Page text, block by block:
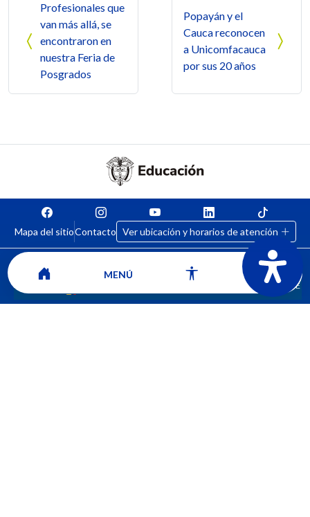
Profesionales que
van más allá, se
encontraron en
nuestra Feria de
Posgrados
Popayán y el
Cauca reconocen
a Unicomfacauca
por sus 20 años
Mapa del sitioContacto Ver ubicación y horarios de atención
MENÚ